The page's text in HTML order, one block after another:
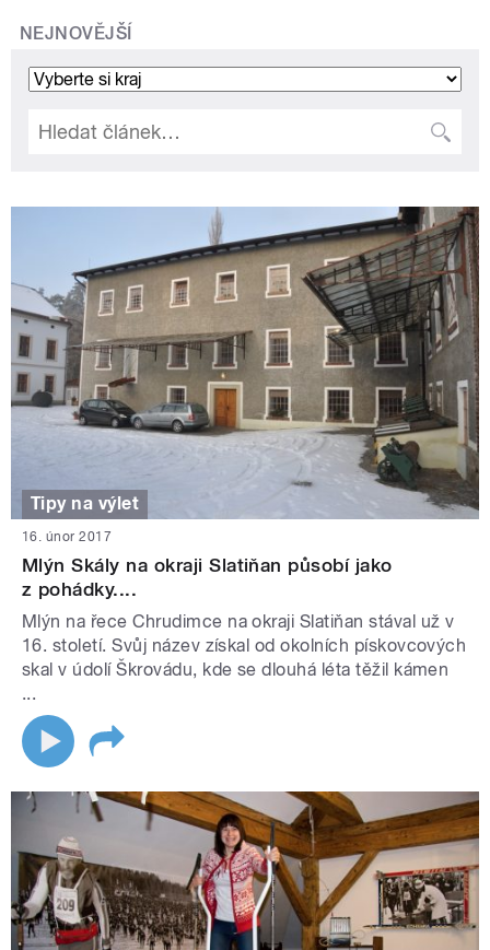
NEJNOVĚJŠÍ
Tipy na výlet
16. únor 2017
Mlýn Skály na okraji Slatiňan působí jako
z pohádky....
Mlýn na řece Chrudimce na okraji Slatiňan stával už v
16. století. Svůj název získal od okolních pískovcových
skal v údolí Škrovádu, kde se dlouhá léta těžil kámen
...